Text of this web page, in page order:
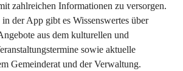
zahlreichen Informationen zu versorgen.
der App gibt es Wissenswertes über
aus dem kulturellen und
sowie aktuelle
Gemeinderat und der Verwaltung.